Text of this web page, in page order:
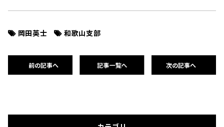
岡田英士 和歌山支部
前の記事へ 記事一覧へ 次の記事へ